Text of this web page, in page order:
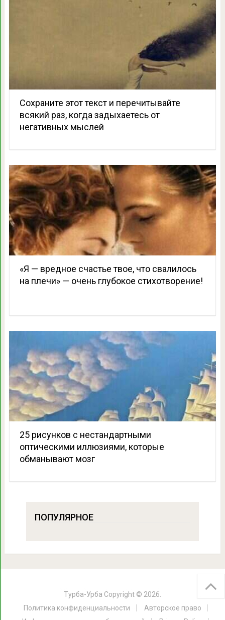
Сохраните этот текст и перечитывайте
всякий раз, когда задыхаетесь от
негативных мыслей
«Я — вредное счастье твое, что свалилось
на плечи» — очень глубокое стихотворение!
25 рисунков с нестандартными
оптическими иллюзиями, которые
обманывают мозг
ПОПУЛЯРНОЕ
Турба-Урба Copyright © 2026.
Политика конфиденциальности
Авторское право